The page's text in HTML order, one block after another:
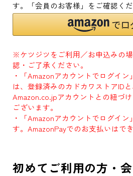
す。「会員のお客様」をご確認くだ
※ケツジツをご利用／お申込みの
認・ご了承ください。
・「Amazonアカウントでログイ
は、登録済みのカドカワストアID
Amazon.co.jpアカウントとの紐づ
ございます。
・「Amazonアカウントでログイ
す。AmazonPayでのお支払いはでき
初めてご利用の方・